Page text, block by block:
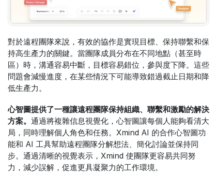
對於遠程團隊來說，有效的協作是實現目標、保持聯繫和保
持高生產力的關鍵。當團隊成員分布在不同地點（甚至時
區）時，溝通容易中斷，目標容易錯位，參與度下降。這些
問題會減慢進度，在某些情況下可能導致錯過截止日期和降
低生產力。
心智圖提供了一種讓遠程團隊保持組織、聯繫和激勵的解決
方案。 通過將複雜信息視覺化，心智圖讓每個人能夠看清大
局，同時理解個人角色和任務。Xmind AI 的合作心智圖功
能和 AI 工具幫助遠程團隊分解想法、簡化討論並保持同
步。通過清晰的視覺表示，Xmind 使團隊更容易共同努
力，減少誤解，促進更具凝聚力的工作環境。